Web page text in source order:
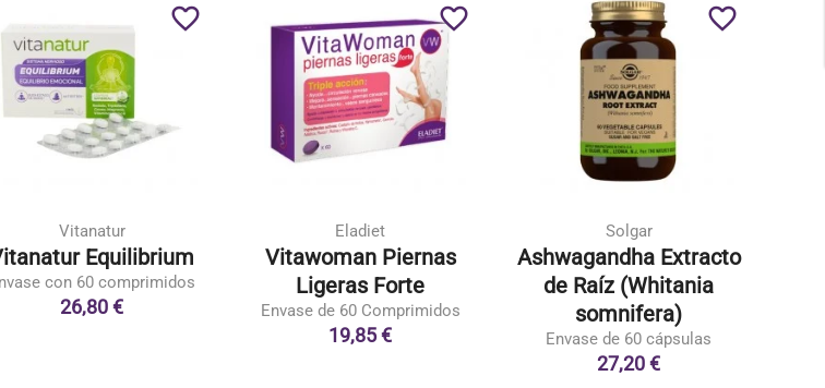
Vitanatur
Equilibrium
con 60 comprimidos
26,80 €
favorite_border
Eladiet
Vitawoman Piernas
Ligeras Forte
Envase de 60 Comprimidos
19,85 €
favorite_border
Solgar
Ashwagandha Extracto
de Raíz (Whitania
somnifera)
Envase de 60 cápsulas
27,20 €
favorite_border